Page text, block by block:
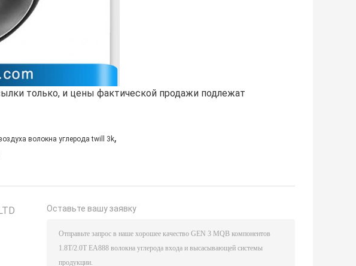
только, и цены фактической продажи подлежат
волокна углерода twill 3k,
Оставьте вашу заявку